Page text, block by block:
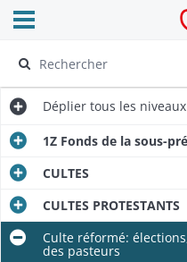
Ouvrir le menu déroulant
Déplier tous les niveaux
1Z Fonds de la sous-
CULTES
CULTES PROTESTANTS
Culte réformé:
des pasteurs